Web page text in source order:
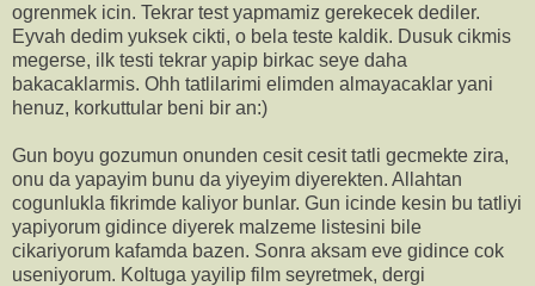
ogrenmek icin. Tekrar test yapmamiz gerekecek dediler.
Eyvah dedim yuksek cikti, o bela teste kaldik. Dusuk cikmis
megerse, ilk testi tekrar yapip birkac seye daha
bakacaklarmis. Ohh tatlilarimi elimden almayacaklar yani
henuz, korkuttular beni bir an:)
Gun boyu gozumun onunden cesit cesit tatli gecmekte zira,
onu da yapayim bunu da yiyeyim diyerekten. Allahtan
cogunlukla fikrimde kaliyor bunlar. Gun icinde kesin bu tatliyi
yapiyorum gidince diyerek malzeme listesini bile
cikariyorum kafamda bazen. Sonra aksam eve gidince cok
useniyorum. Koltuga yayilip film seyretmek, dergi